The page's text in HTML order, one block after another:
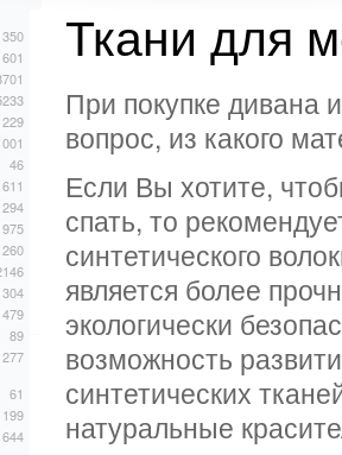
350
229
46
611
294
260
479
89
277
61
199
644
Ткани для
При покупке дивана
вопрос, из какого
Если Вы хотите,
спать, то
синтетического
является более
экологически
возможность
синтетических
натуральные